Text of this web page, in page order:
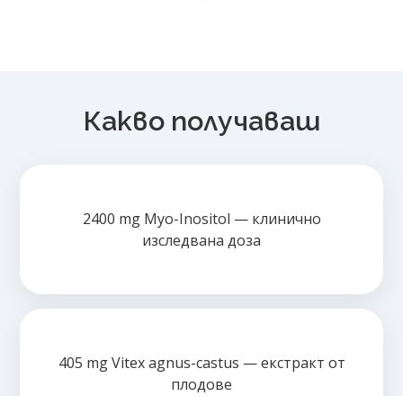
Какво получаваш
2400 mg Myo-Inositol — клинично
изследвана доза
405 mg Vitex agnus-castus — екстракт от
плодове